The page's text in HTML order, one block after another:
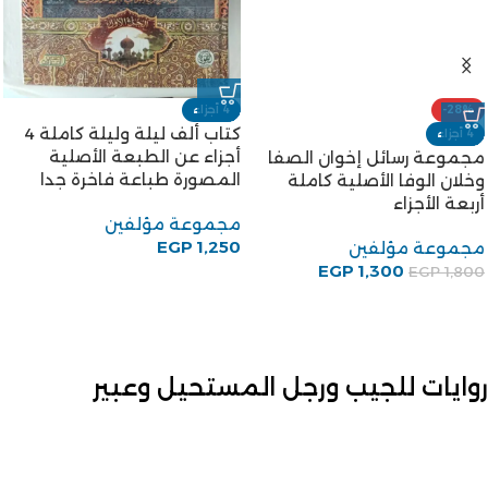
-28%
4 أجزاء
مجموعة رسائل إخوان الصفا
وخلان الوفا الأصلية كاملة
أربعة الأجزاء
مجموعة مؤلفين
EGP1,800
EGP 1,300
4 أجزاء
كتاب ألف ليلة وليلة كاملة 4
أجزاء عن الطبعة الأصلية
المصورة طباعة فاخرة جدا
مجموعة مؤلفين
EGP 1,250
روايات للجيب ورجل المستحيل وعبير